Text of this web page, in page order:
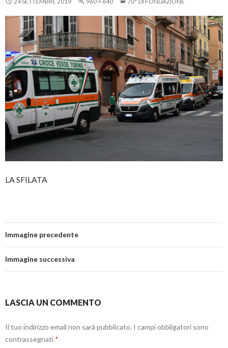
LA SFILATA
Immagine precedente
Immagine successiva
LASCIA UN COMMENTO
Il tuo indirizzo email non sarà pubblicato. I campi obbligatori sono
contrassegnati *